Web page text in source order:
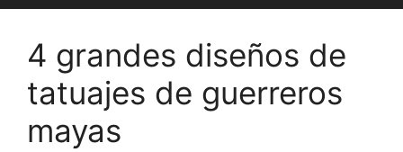
4 grandes diseños de
tatuajes de guerreros
mayas